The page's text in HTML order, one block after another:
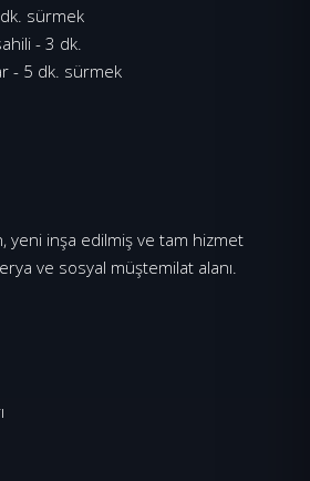
sürmek
- 3 dk.
- 5 dk. sürmek
yeni inşa edilmiş ve tam hizmet
ve sosyal müştemilat alanı.